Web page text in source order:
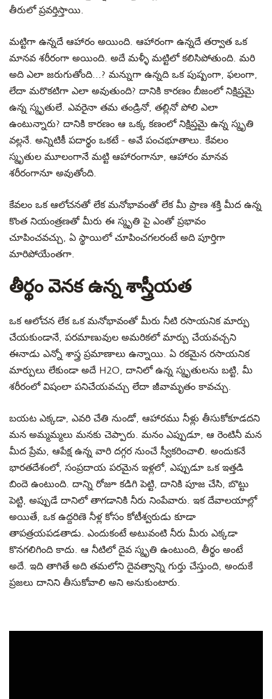
తీరులో ప్రవర్తిస్తాయి.
మట్టిగా ఉన్నదే ఆహారం అయింది. ఆహారంగా ఉన్నదే తర్వాత ఒక
మానవ శరీరంగా అయింది. అదే మళ్ళీ మట్టిలో కలిసిపోతుంది. మరి
అది ఎలా జరుగుతోంది...? మన్నుగా ఉన్నది ఒక పుష్పంగా, ఫలంగా,
లేదా మరొకటిగా ఎలా అవుతుంది? దానికి కారణం బీజంలో నిక్షిప్తమై
ఉన్న స్మృతులే. ఎవరైనా తమ తండ్రినో, తల్లినో పోలి ఎలా
ఉంటున్నారు? దానికి కారణం ఆ ఒక్క కణంలో నిక్షిప్తమై ఉన్న స్మృతి
వల్లనే. అన్నిటికీ పదార్థం ఒకటే - అవే పంచభూతాలు. కేవలం
స్మృతుల మూలంగానే మట్టి ఆహారంగానూ, ఆహారం మానవ
శరీరంగానూ అవుతోంది.
కేవలం ఒక ఆలోచనతో లేక మనోభావంతో లేక మీ ప్రాణ శక్తి మీద ఉన్న
కొంత నియంత్రణతో మీరు ఈ స్మృతి పై ఎంతో ప్రభావం
చూపించవచ్చు, ఏ స్థాయిలో చూపించగలరంటే అది పూర్తిగా
మారిపోయేంతగా.
తీర్థం వెనక ఉన్న శాస్త్రీయత
ఒక ఆలోచన లేక ఒక మనోభావంతో మీరు నీటి రసాయనిక మార్పు
చేయకుండానే, పరమాణువుల అమరికలో మార్పు చేయవచ్చని
ఈనాడు ఎన్నో శాస్త్ర ప్రమాణాలు ఉన్నాయి. ఏ రకమైన రసాయనిక
మార్పులు లేకుండా అదే H2O, దానిలో ఉన్న స్మృతులను బట్టి, మీ
శరీరంలో విషంలా పనిచేయవచ్చు లేదా జీవామృతం కావచ్చు.
బయట ఎక్కడా, ఎవరి చేతి నుండో, ఆహారము నీళ్లు తీసుకోకూడదని
మన అమ్మమ్మలు మనకు చెప్పారు. మనం ఎప్పుడూ, ఆ రెంటినీ మన
మీద ప్రేమ, ఆపేక్ష ఉన్న వారి దగ్గర నుంచే స్వీకరించాలి. అందుకనే
భారతదేశంలో, సంప్రదాయ పరమైన ఇళ్లలో, ఎప్పుడూ ఒక ఇత్తడి
బిందె ఉంటుంది. దాన్ని రోజూ కడిగి పెట్టి, దానికి పూజ చేసి, బొట్టు
పెట్టి, అప్పుడే దానిలో తాగడానికి నీరు నింపేవారు. ఇక దేవాలయాల్లో
అయితే, ఒక ఉద్దరిణె నీళ్ల కోసం కోటీశ్వరుడు కూడా
తాపత్రయపడతాడు. ఎందుకంటే అటువంటి నీరు మీరు ఎక్కడా
కొనగలిగింది కాదు. ఆ నీటిలో దైవ స్మృతి ఉంటుంది, తీర్థం అంటే
అదే. ఇది తాగితే అది తమలోని దైవత్వాన్ని గుర్తు చేస్తుంది, అందుకే
ప్రజలు దానిని తీసుకోవాలి అని అనుకుంటారు.